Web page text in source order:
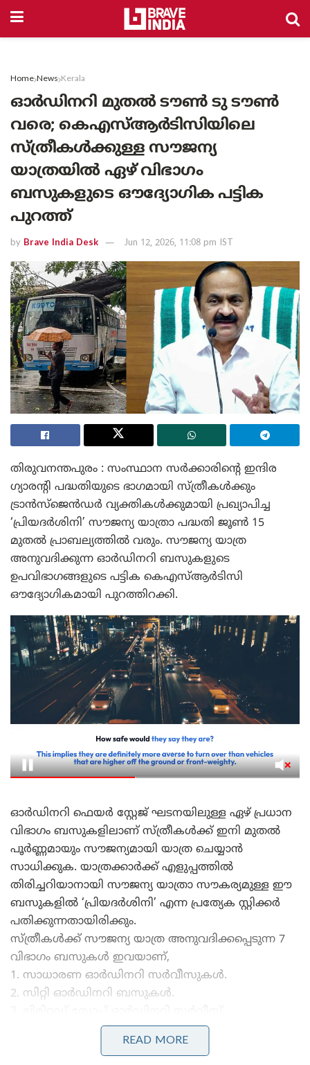
Home News Kerala
ഓർഡിനറി മുതൽ ടൗൺ ടു ടൗൺ
വരെ; കെഎസ്ആർടിസിയിലെ
സ്ത്രീകൾക്കുള്ള സൗജന്യ
യാത്രയിൽ ഏഴ് വിഭാഗം
ബസുകളുടെ ഔദ്യോഗിക പട്ടിക
പുറത്ത്
by Brave India Desk Jun 12, 2026, 11:08 pm IST
തിരുവനന്തപുരം : സംസ്ഥാന സർക്കാരിന്റെ ഇന്ദിര
ഗ്യാരന്റി പദ്ധതിയുടെ ഭാഗമായി സ്ത്രീകൾക്കും
ട്രാൻസ്‌ജെൻഡർ വ്യക്തികൾക്കുമായി പ്രഖ്യാപിച്ച
‘പ്രിയദർശിനി’ സൗജന്യ യാത്രാ പദ്ധതി ജൂൺ 15
മുതൽ പ്രാബല്യത്തിൽ വരും. സൗജന്യ യാത്ര
അനുവദിക്കുന്ന ഓർഡിനറി ബസുകളുടെ
ഉപവിഭാഗങ്ങളുടെ പട്ടിക കെഎസ്ആർടിസി
ഔദ്യോഗികമായി പുറത്തിറക്കി.
ഓർഡിനറി ഫെയർ സ്റ്റേജ് ഘടനയിലുള്ള ഏഴ് പ്രധാന
വിഭാഗം ബസുകളിലാണ് സ്ത്രീകൾക്ക് ഇനി മുതൽ
പൂർണ്ണമായും സൗജന്യമായി യാത്ര ചെയ്യാൻ
സാധിക്കുക. യാത്രക്കാർക്ക് എളുപ്പത്തിൽ
തിരിച്ചറിയാനായി സൗജന്യ യാത്രാ സൗകര്യമുള്ള ഈ
ബസുകളിൽ ‘പ്രിയദർശിനി’ എന്ന പ്രത്യേക സ്റ്റിക്കർ
പതിക്കുന്നതായിരിക്കും.
സ്ത്രീകൾക്ക് സൗജന്യ യാത്ര അനുവദിക്കപ്പെടുന്ന 7
വിഭാഗം ബസുകൾ ഇവയാണ്,
1. ​സാധാരണ ഓർഡിനറി സർവീസുകൾ.
2. ​സിറ്റി ഓർഡിനറി ബസുകൾ.
4. ​ടൗൺ ടു ടൗൺ ബസുകൾ.
5. ​ഫെയർ സ്റ്റേജ് ലിമിറ്റഡ് സ്റ്റോപ്പ് ഓർഡിനറി
READ MORE